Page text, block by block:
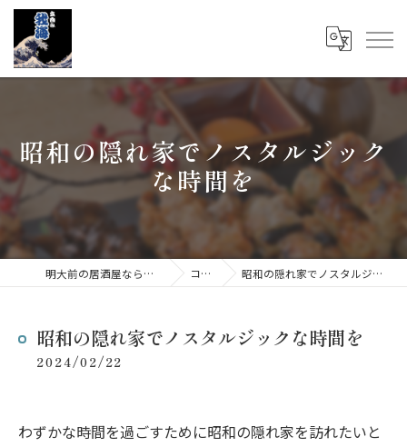
昭和の隠れ家でノスタルジック
な時間を
明大前の居酒屋なら立呑み 我海 コラム 昭和の隠れ家でノスタルジックな時間を
昭和の隠れ家でノスタルジックな時間を
2024/02/22
わずかな時間を過ごすために昭和の隠れ家を訪れたいと